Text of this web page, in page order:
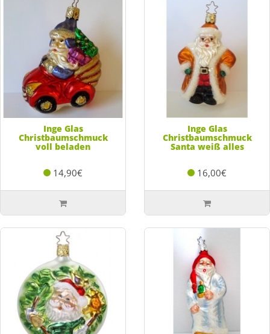
Inge Glas
Christbaumschmuck
voll beladen
14,90€
Inge Glas
Christbaumschmuck
Santa weiß alles
16,00€